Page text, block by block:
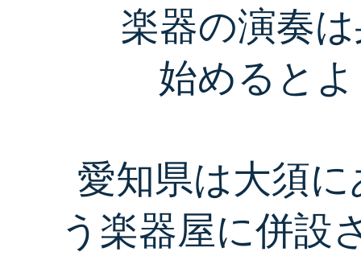
楽器の演奏
始めると
愛知県は大須
う楽器屋に併設